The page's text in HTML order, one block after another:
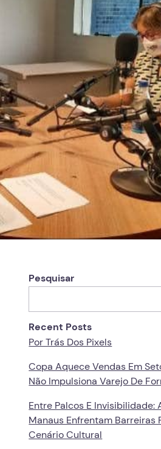
Pesquisar
Recent Posts
Por Trás Dos Pixels
Copa Aquece Vendas Em
Não Impulsiona Varejo De
Entre Palcos E Invisibilidade:
Manaus Enfrentam Barreiras
Cenário Cultural